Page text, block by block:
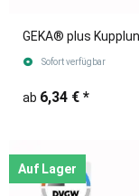
GEKA® plus
Sofort verfügbar
ab 6,34 € *
Auf Lager